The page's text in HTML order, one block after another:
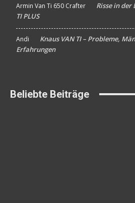
Armin Van Ti 650 Crafter
Risse in der
TI PLUS
Andi
Knaus VAN TI – Probleme,
Erfahrungen
Beliebte Beiträge